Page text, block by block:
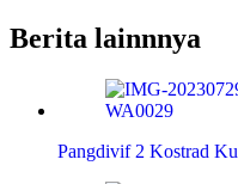
Berita lainnnya
Pangdivif 2 Kostrad